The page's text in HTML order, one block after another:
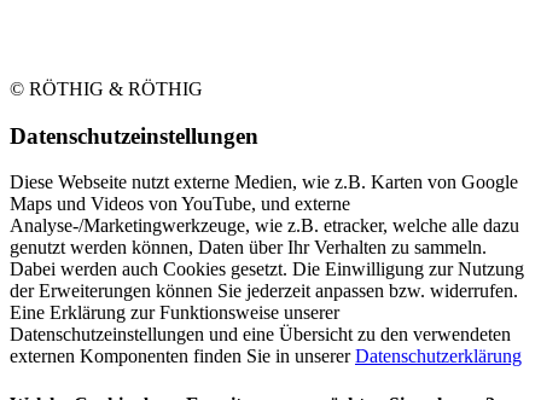
© RÖTHIG & RÖTHIG
Daten­schutz­ein­stellungen
Diese Webseite nutzt externe Medien, wie z.B. Karten von Google
Maps und Videos von YouTube, und externe
Analyse-/Marketingwerkzeuge, wie z.B. etracker, welche alle dazu
genutzt werden können, Daten über Ihr Verhalten zu sammeln.
Dabei werden auch Cookies gesetzt. Die Einwilligung zur Nutzung
der Erweiterungen können Sie jederzeit anpassen bzw. widerrufen.
Eine Erklärung zur Funktionsweise unserer
Datenschutzeinstellungen und eine Übersicht zu den verwendeten
externen Komponenten finden Sie in unsererDatenschutzerklärung